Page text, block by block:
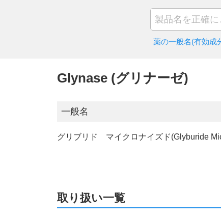
薬の一般名(有効成
Glynase (グリナーゼ)
一般名
グリブリド マイクロナイズド(Glyburide
取り扱い一覧